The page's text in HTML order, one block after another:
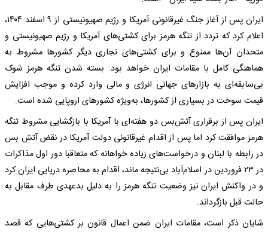
ایران پس از آغاز جنگ غیرقانونی آمریکا و رژیم صهیونیستی از ۹ اسفند ۱۴۰۴،
اعلام کرد که تردد از تنگه هرمز برای کشتی‌های آمریکا و رژیم صهیونیستی و
متحدان آن‌ها ممنوع و برای کشتی‌های تجاری دیگر کشورها مشروط به
هماهنگی کامل با مقامات ایران خواهد بود. بسته شدن تنگه هرمز شوک
بی‌سابقه‌ای به بازارهای جهانی انرژی و مالی وارد کرده و موجب افزایش
قیمت سوخت در بسیاری از کشورها، به‌ویژه کشورهای اروپایی شده است.
ایران پس از برقراری آتش‌بس دو هفته‌ای با آمریکا با بازگشایی مشروط تنگه
هرمز موافقت کرد اما پس از اقدام غیرقانونی دولت آمریکا در نقض آتش بس
در رابطه با لبنان و درخواست‌های زیاده خواهانه که متعاقبا دور اول مذاکرات
در ۲۳ فروردین در اسلام‌آباد بی‌نتیجه ماند، اقدام به محاصره دریایی ایران کرد
و در واکنش ایران نیز وضعیت تنگه هرمز را به دلیل بدعهدی طرف مقابل به
حالت قبل بازگرداند.
شایان ذکر است،‌ مقامات ایران ضمن اعمال قانون بر کشتی‌هایی که قصد